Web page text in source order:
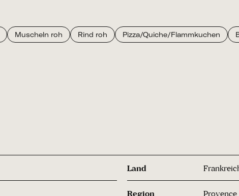
Muscheln roh Rind roh Pizza/Quiche/Flammkuchen
Land
Region Provence